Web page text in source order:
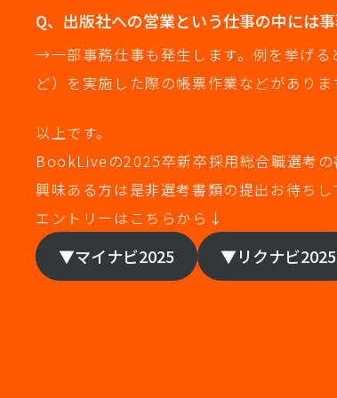
Q、出版社への営業という仕事の中には
→一部事務仕事も発生します。例を挙げ
ど）を実施した際の帳票作業などがありま
以上です。
BookLiveの2025卒新卒採用総合職選考
興味ある方は是非選考書類の提出お待ちし
エントリーはこちらから↓
▼マイナビ2025 ▼リクナビ2025